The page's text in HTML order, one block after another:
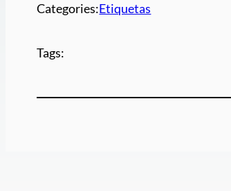
Categories:Etiquetas
Tags: